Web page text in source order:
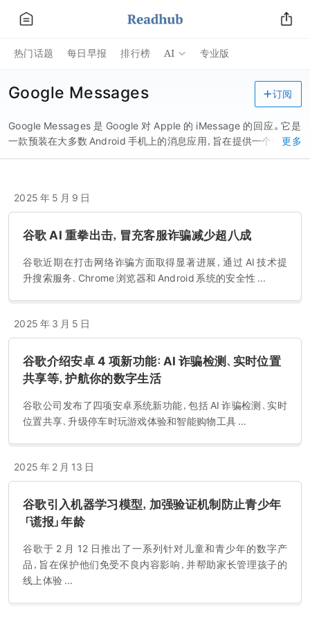
热门话题 每日早报 排行榜 AI 专业版
Google Messages
Google Messages 是 Google 对 Apple 的 iMessage 的回应。它是
一款预装在大多数 Android 手机上的消息应用，旨在提供一个集传统
SMS、现代 RCS（富通信服务）和即时消息于一体的一站式消息解决
更多
订阅
2025 年 5 月 9 日
谷歌 AI 重拳出击，冒充客服诈骗减少超八成
谷歌近期在打击网络诈骗方面取得显著进展，通过 AI 技术提
升搜索服务、Chrome 浏览器和 Android 系统的安全性 ...
2025 年 3 月 5 日
谷歌介绍安卓 4 项新功能：AI 诈骗检测、实时位置
共享等，护航你的数字生活
谷歌公司发布了四项安卓系统新功能，包括 AI 诈骗检测、实时
位置共享、升级停车时玩游戏体验和智能购物工具 ...
2025 年 2 月 13 日
谷歌引入机器学习模型，加强验证机制防止青少年
「谎报」年龄
谷歌于 2 月 12 日推出了一系列针对儿童和青少年的数字产
品，旨在保护他们免受不良内容影响，并帮助家长管理孩子的
线上体验 ...